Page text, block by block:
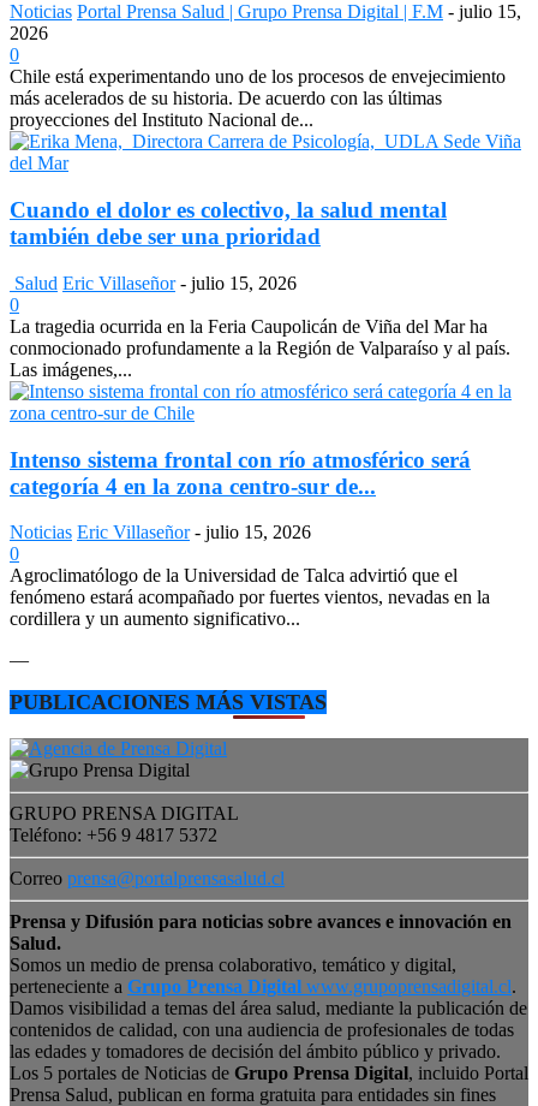
Noticias Portal Prensa Salud | Grupo Prensa Digital | F.M - julio 15,
2026
0
Chile está experimentando uno de los procesos de envejecimiento
más acelerados de su historia. De acuerdo con las últimas
proyecciones del Instituto Nacional de...
Cuando el dolor es colectivo, la salud mental
también debe ser una prioridad
Salud Eric Villaseñor - julio 15, 2026
0
La tragedia ocurrida en la Feria Caupolicán de Viña del Mar ha
conmocionado profundamente a la Región de Valparaíso y al país.
Las imágenes,...
Intenso sistema frontal con río atmosférico será
categoría 4 en la zona centro-sur de...
Noticias Eric Villaseñor - julio 15, 2026
0
Agroclimatólogo de la Universidad de Talca advirtió que el
fenómeno estará acompañado por fuertes vientos, nevadas en la
cordillera y un aumento significativo...
—
PUBLICACIONES MÁS VISTAS
GRUPO PRENSA DIGITAL
Teléfono: +56 9 4817 5372
Correo prensa@portalprensasalud.cl
Prensa y Difusión para noticias sobre avances e innovación en
Salud.
Somos un medio de prensa colaborativo, temático y digital,
perteneciente a Grupo Prensa Digital www.grupoprensadigital.cl.
Damos visibilidad a temas del área salud, mediante la publicación de
contenidos de calidad, con una audiencia de profesionales de todas
las edades y tomadores de decisión del ámbito público y privado.
Los 5 portales de Noticias de Grupo Prensa Digital, incluido Portal
Prensa Salud, publican en forma gratuita para entidades sin fines